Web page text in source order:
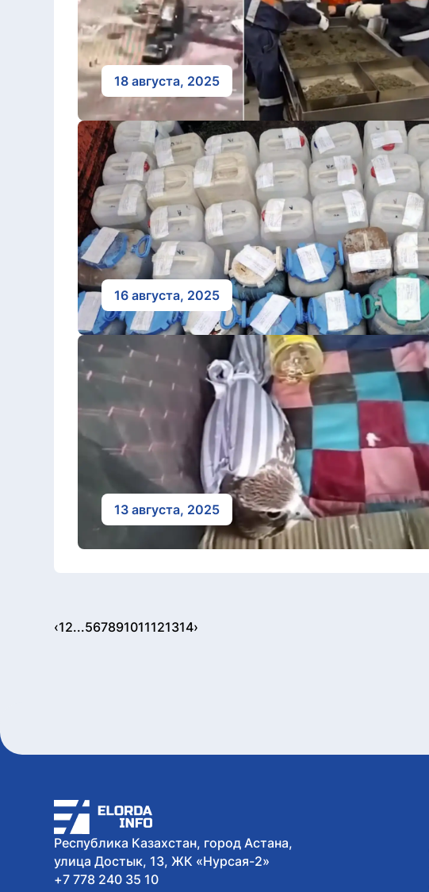
18 августа, 2025
16 августа, 2025
13 августа, 2025
‹12...567891011121314›
Республика Казахстан, город Астана,
улица Достык, 13, ЖК «Нурсая-2»
+7 778 240 35 10